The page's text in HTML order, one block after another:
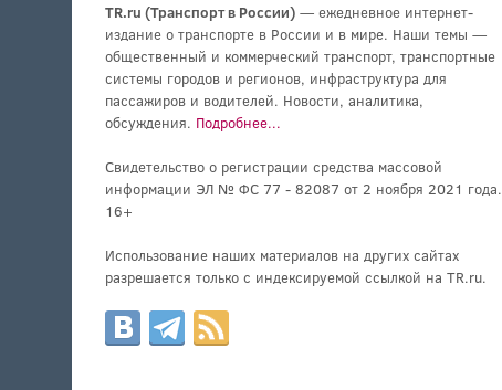
TR.ru (Транспорт в России)— ежедневное интернет-
издание о транспорте в России и в мире. Наши темы —
общественный и коммерческий транспорт, транспортные
системы городов и регионов, инфраструктура для
пассажиров и водителей. Новости, аналитика,
обсуждения. Подробнее...
Свидетельство о регистрации средства массовой
информации ЭЛ № ФС 77 - 82087 от 2 ноября 2021 года.
16+
Использование наших материалов на других сайтах
разрешается только с индексируемой ссылкой на TR.ru.